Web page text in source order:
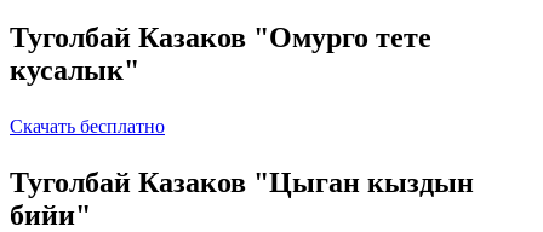
Туголбай Казаков "Омурго тете
кусалык"
Скачать бесплатно
Туголбай Казаков "Цыган кыздын
бийи"